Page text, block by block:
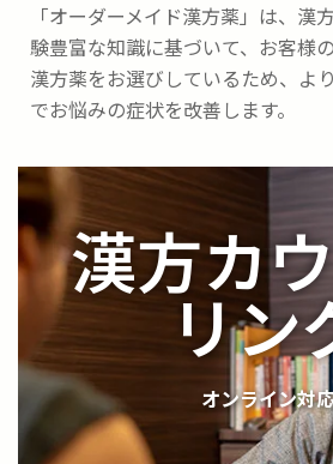
「オーダーメイド漢方薬」は、漢
験豊富な知識に基づいて、お客様
漢方薬をお選びしているため、よ
でお悩みの症状を改善します。
漢方カ
リン
オンライン対